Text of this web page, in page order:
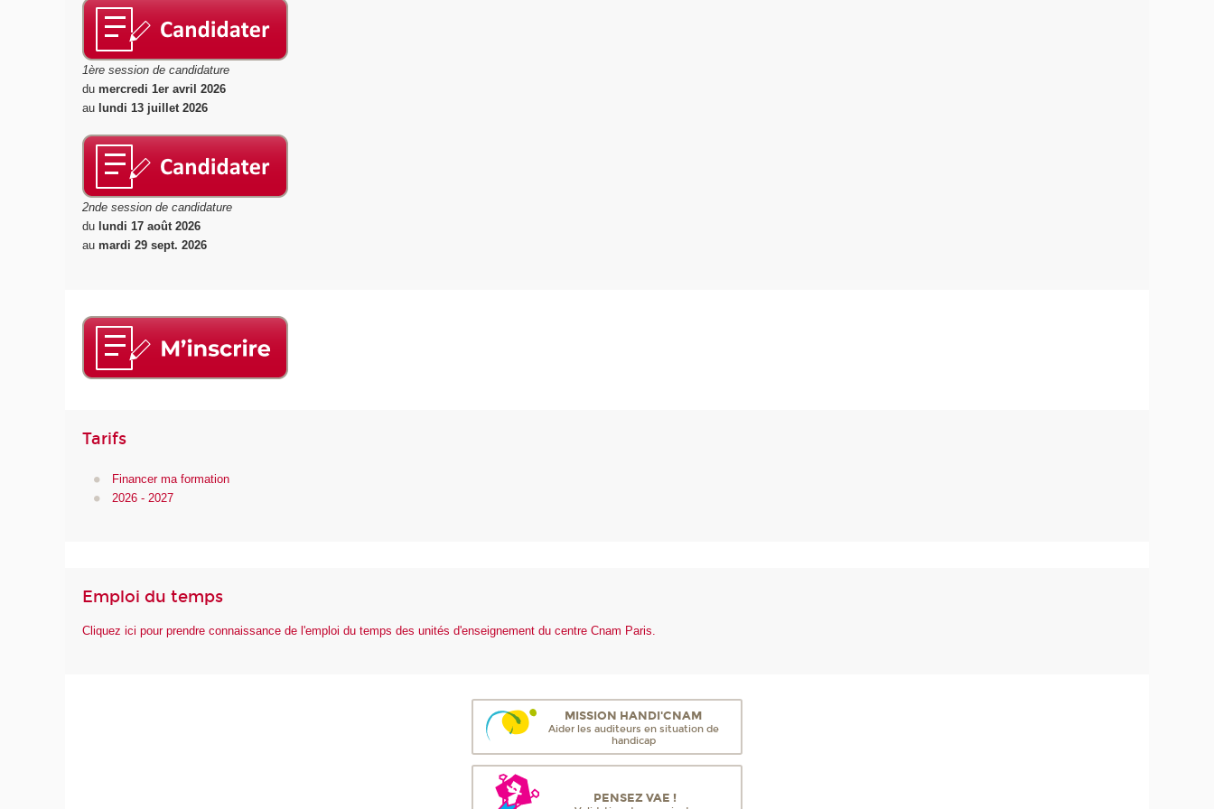
1ère session de candidature
du mercredi 1er avril 2026
au lundi 13 juillet 2026
2nde session de candidature
du lundi 17 août 2026
au mardi 29 sept. 2026
Tarifs
Financer ma formation
2026 - 2027
Emploi du temps
Cliquez ici pour prendre connaissance de l'emploi du temps des unités d'enseignement du centre Cnam Paris.
MISSION HANDI'CNAM
Aider les auditeurs en situation de
handicap
PENSEZ VAE !